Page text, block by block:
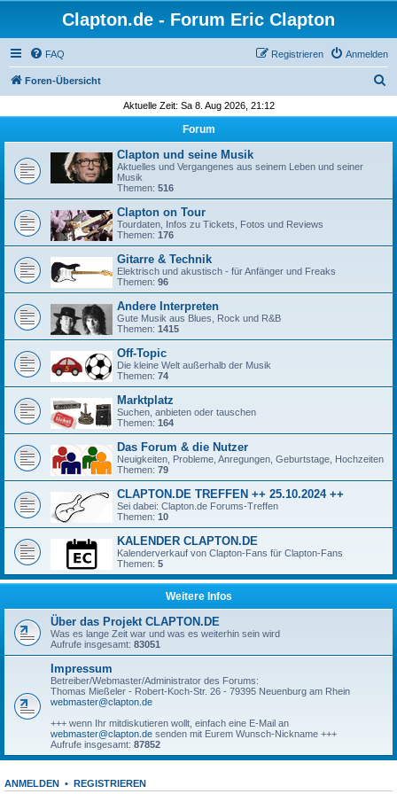
Clapton.de - Forum Eric Clapton
FAQ Anmelden
Registrieren
Foren-Übersicht
h
Aktuelle Zeit: Sa 8. Aug 2026, 21:12
Forum
Clapton und seine Musik
Aktuelles und Vergangenes aus seinem Leben und seiner
Musik
Themen: 516
Clapton on Tour
Tourdaten, Infos zu Tickets, Fotos und Reviews
Themen: 176
Gitarre & Technik
Elektrisch und akustisch - für Anfänger und Freaks
Themen: 96
Andere Interpreten
Gute Musik aus Blues, Rock und R&B
Themen: 1415
Off-Topic
Die kleine Welt außerhalb der Musik
Themen: 74
Marktplatz
Suchen, anbieten oder tauschen
Themen: 164
Das Forum & die Nutzer
Neuigkeiten, Probleme, Anregungen, Geburtstage, Hochzeiten
Themen: 79
CLAPTON.DE TREFFEN ++ 25.10.2024 ++
Sei dabei: Clapton.de Forums-Treffen
Themen: 10
KALENDER CLAPTON.DE
Kalenderverkauf von Clapton-Fans für Clapton-Fans
Themen: 5
Weitere Infos
Über das Projekt CLAPTON.DE
Was es lange Zeit war und was es weiterhin sein wird
Aufrufe insgesamt: 83051
Impressum
Betreiber/Webmaster/Administrator des Forums:
Thomas Mießeler - Robert-Koch-Str. 26 - 79395 Neuenburg am Rhein
webmaster@clapton.de
+++ wenn Ihr mitdiskutieren wollt, einfach eine E-Mail an
webmaster@clapton.de senden mit Eurem Wunsch-Nickname +++
Aufrufe insgesamt: 87852
ANMELDEN • REGISTRIEREN